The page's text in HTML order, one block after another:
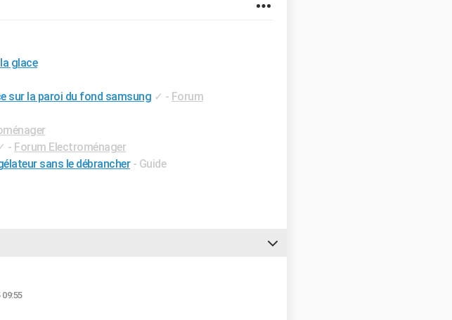
glace
sur la paroi du fond samsung ✓ - Forum
- Forum Electroménager
sans le débrancher - Guide